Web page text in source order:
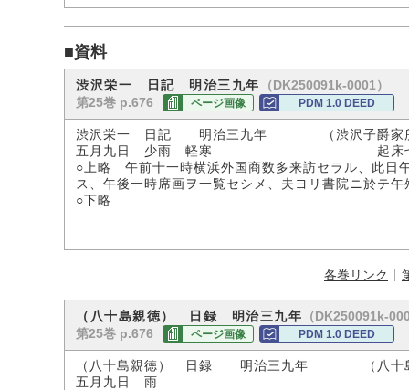
■資料
渋沢栄一 日記 明治三九年
（DK250091k-0001）
第25巻 p.676
ページ画像 PDM 1.0 DEED
渋沢栄一 日記 明治三九年 （渋沢子爵家
五月九日 少雨 軽寒 起床七時 就
○上略 午前十一時横浜外国商数多来訪セラル、此日
ス、午後一時席画ヲ一覧セシメ、夫ヨリ書院ニ於テ
○下略
各巻リンク
（八十島親徳） 日録 明治三九年 （DK250091k-
第25巻 p.676
ページ画像 PDM 1.0 DEED
（八十島親徳） 日録 明治三九年 （八十島
五月九日 雨